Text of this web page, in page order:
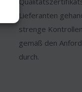
Lieferanten
strenge
gemäß den
durch.